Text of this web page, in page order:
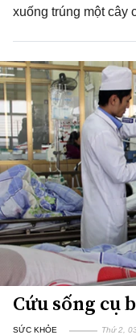
xuống trúng một cây
Cứu sống cụ
SỨC KHỎE Thứ 2,